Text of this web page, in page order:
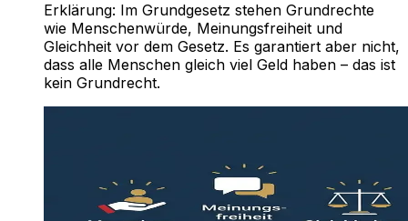
Erklärung: Im Grundgesetz stehen Grundrechte
wie Menschenwürde, Meinungsfreiheit und
Gleichheit vor dem Gesetz. Es garantiert aber nicht,
dass alle Menschen gleich viel Geld haben – das ist
kein Grundrecht.